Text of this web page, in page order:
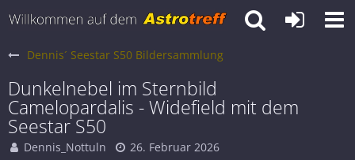
Dennis´ Seestar S50 Bildersammlung
Dunkelnebel im Sternbild
Camelopardalis - Widefield mit dem
Seestar S50
Dennis_Nottuln 26. Februar 2026